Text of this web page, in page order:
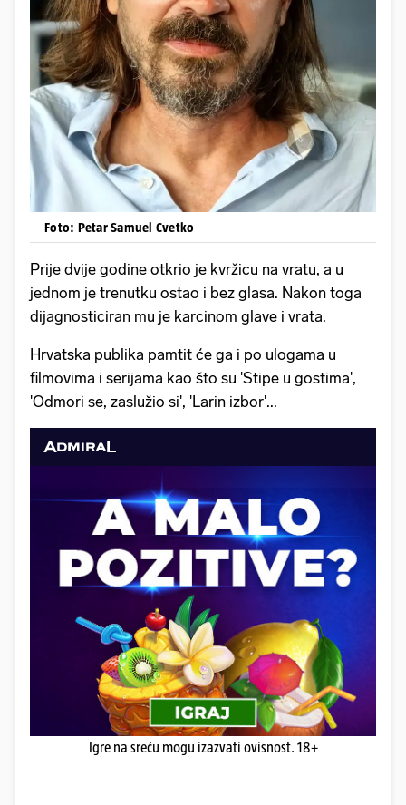
Foto: Petar Samuel Cvetko
Prije dvije godine otkrio je kvržicu na vratu, a u
jednom je trenutku ostao i bez glasa. Nakon toga
dijagnosticiran mu je karcinom glave i vrata.
Hrvatska publika pamtit će ga i po ulogama u
filmovima i serijama kao što su 'Stipe u gostima',
'Odmori se, zaslužio si', 'Larin izbor'...
Igre na sreću mogu izazvati ovisnost. 18+